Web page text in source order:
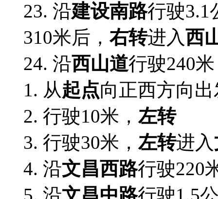
23. 沿建设南路行驶3.1
310米后， 右转进入西
24. 沿西山道行驶240
1. 从起点向正西方向出
2. 行驶10米， 左转
3. 行驶30米， 左转进入
4. 沿文昌西路行驶220